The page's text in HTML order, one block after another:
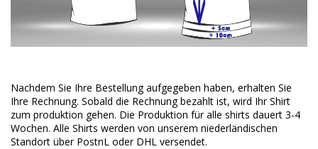
Nachdem Sie Ihre Bestellung aufgegeben haben, erhalten Sie
Ihre Rechnung. Sobald die Rechnung bezahlt ist, wird Ihr Shirt
zum produktion gehen. Die Produktion für alle shirts dauert 3-4
Wochen. Alle Shirts werden von unserem niederländischen
Standort über PostnL oder DHL versendet.